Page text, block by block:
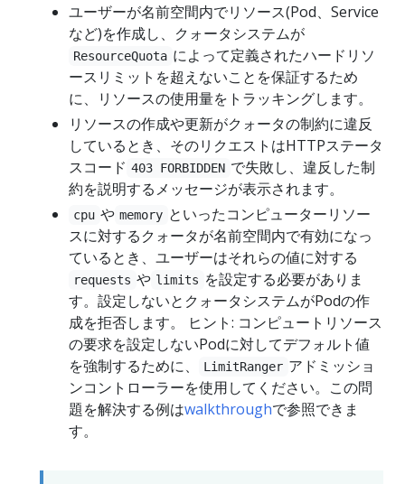
ユーザーが名前空間内でリソース(Pod、Service
など)を作成し、クォータシステムが
ResourceQuota によって定義されたハードリソ
ースリミットを超えないことを保証するため
に、リソースの使用量をトラッキングします。
リソースの作成や更新がクォータの制約に違反
しているとき、そのリクエストはHTTPステータ
スコード 403 FORBIDDEN で失敗し、違反した制
約を説明するメッセージが表示されます。
cpu や memory といったコンピューターリソー
スに対するクォータが名前空間内で有効になっ
ているとき、ユーザーはそれらの値に対する
requests や limits を設定する必要がありま
す。設定しないとクォータシステムがPodの作
成を拒否します。 ヒント: コンピュートリソース
の要求を設定しないPodに対してデフォルト値
を強制するために、
LimitRanger アドミッショ
ンコントローラーを使用してください。この問
題を解決する例はwalkthroughで参照できま
す。